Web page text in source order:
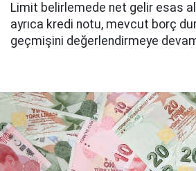
Limit belirlemede net gelir esas
ayrıca kredi notu, mevcut borç
geçmişini değerlendirmeye